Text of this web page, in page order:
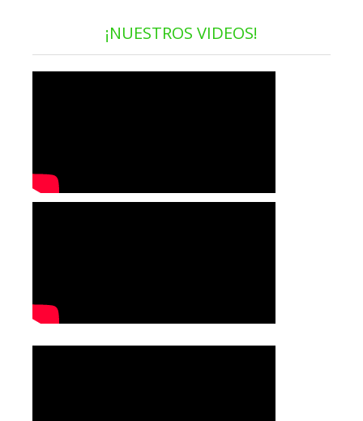
¡NUESTROS VIDEOS!